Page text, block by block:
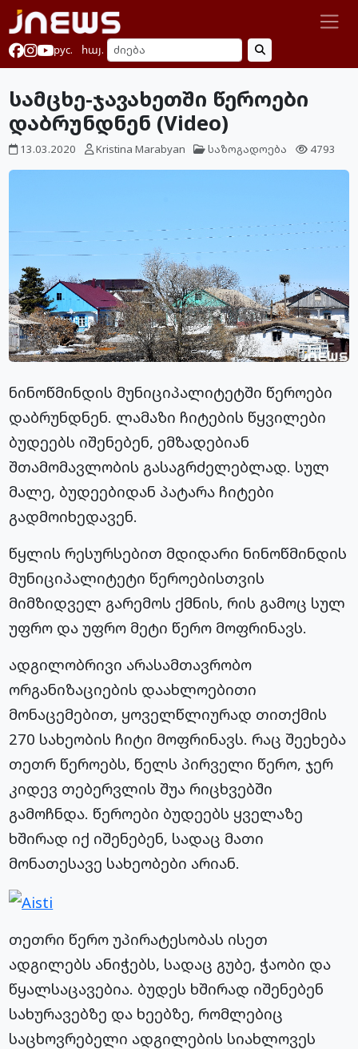
рус. հայ.
სამცხე-ჯავახეთში წეროები
დაბრუნდნენ (Video)
13.03.2020 Kristina Marabyan საზოგადოება 4793
ნინოწმინდის მუნიციპალიტეტში წეროები
დაბრუნდნენ. ლამაზი ჩიტების წყვილები
ბუდეებს იშენებენ, ემზადებიან
შთამომავლობის გასაგრძელებლად. სულ
მალე, ბუდეებიდან პატარა ჩიტები
გადმოიხედავენ.
წყლის რესურსებით მდიდარი ნინოწმინდის
მუნიციპალიტეტი წეროებისთვის
მიმზიდველ გარემოს ქმნის, რის გამოც სულ
უფრო და უფრო მეტი წერო მოფრინავს.
ადგილობრივი არასამთავრობო
ორგანიზაციების დაახლოებითი
მონაცემებით, ყოველწლიურად თითქმის
270 სახეობის ჩიტი მოფრინავს. რაც შეეხება
თეთრ წეროებს, წელს პირველი წერო, ჯერ
კიდევ თებერვლის შუა რიცხვებში
გამოჩნდა. წეროები ბუდეებს ყველაზე
ხშირად იქ იშენებენ, სადაც მათი
მონათესავე სახეობები არიან.
თეთრი წერო უპირატესობას ისეთ
ადგილებს ანიჭებს, სადაც გუბე, ჭაობი და
წყალსაცავებია. ბუდეს ხშირად იშენებენ
სახურავებზე და ხეებზე, რომლებიც
საცხოვრებელი ადგილების სიახლოვეს